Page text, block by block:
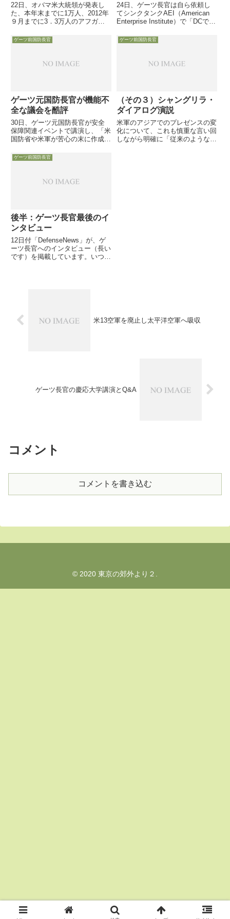
22日、オバマ米大統領が発表し
た、本年末までに1万人、2012年
９月までに3．3万人のアフガニ
は、低迷する経済を背景に厭戦ム
統領選を視野に国内世論を...
24日、ゲーツ長官は自ら依頼し
てシンクタンクAEI（American
Enterprise Institute）で「DCでの
た。このシンクタンクは共和党系
ている所です。
ゲーツ前国防長官
ゲーツ元国防長官が機能不
全な議会を酷評
30日、ゲーツ元国防長官が安全
保障関連イベントで講演し、「米
国防省や米軍が苦心の末に作成し
能不全に陥っている米議会を厳し
を勉強し直せ」と訴え
ゲーツ前国防長官
（その３）シャングリラ・
ダイアログ演説
米軍のアジアでのプレゼンスの変
化について、これも慎重な言い回
しながら明確に「従来のような軍
ゲーツ前国防長官
後半：ゲーツ長官最後のイ
ンタビュー
12日付「DefenseNews」が、ゲ
ーツ長官へのインタビュー（長い
です）を掲載しています。いつ実
米13空軍を廃止し太平洋空軍へ吸収
ゲーツ長官の慶応大学講演とQ&A
コメント
コメントを書き込む
© 2020 東京の郊外より２.